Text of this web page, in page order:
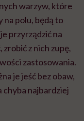
warzyw, które
na polu, będą to
przyrządzić na
z nich zupę,
zastosowania.
je jeść bez obaw,
chyba najbardziej